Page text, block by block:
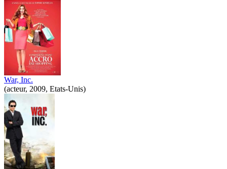
War, Inc.
(acteur, 2009, Etats-Unis)